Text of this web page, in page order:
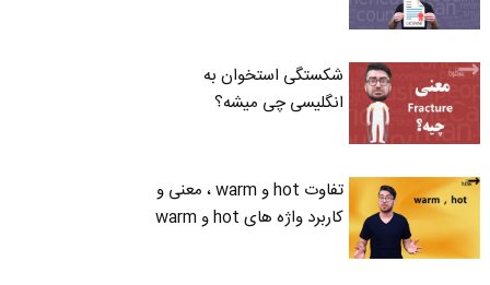
شکستگی استخوان به
انگلیسی چی میشه؟
تفاوت hot و warm ، معنی و
کاربرد واژه های hot و warm